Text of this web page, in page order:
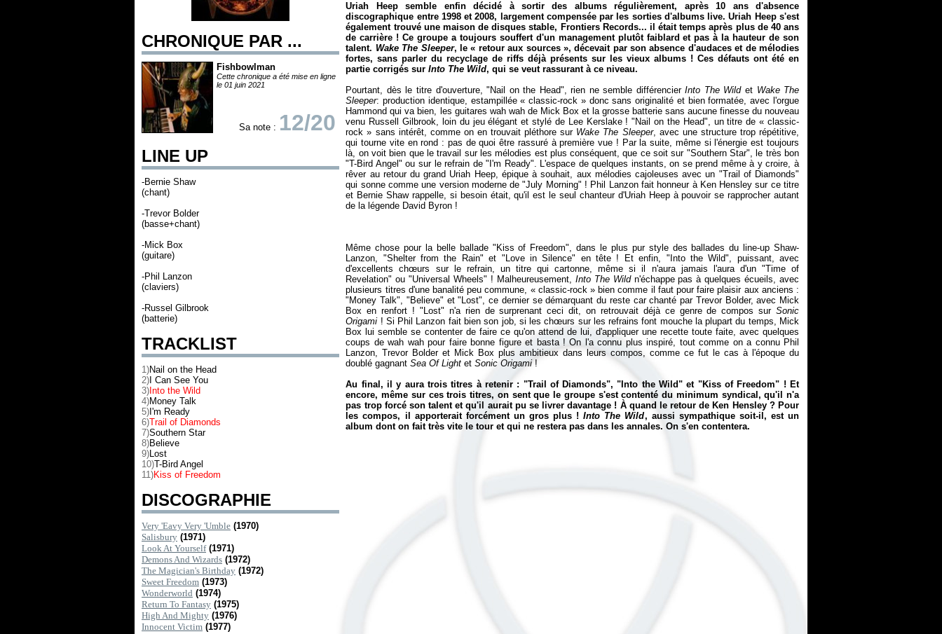
CHRONIQUE PAR ...
Fishbowlman
Cette chronique a été mise en ligne
le 01 juin 2021
Sa note : 12/20
LINE UP
-Bernie Shaw
(chant)
-Trevor Bolder
(basse+chant)
-Mick Box
(guitare)
-Phil Lanzon
(claviers)
-Russel Gilbrook
(batterie)
TRACKLIST
1)Nail on the Head
2) I Can See You
3) Into the Wild
4)Money Talk
5) I'm Ready
6)Trail of Diamonds
7)Southern Star
8)Believe
9)Lost
10)T-Bird Angel
11)Kiss of Freedom
DISCOGRAPHIE
Very 'Eavy Very 'Umble (1970)
Salisbury (1971)
Look At Yourself (1971)
Demons And Wizards (1972)
The Magician's Birthday (1972)
Sweet Freedom (1973)
Wonderworld (1974)
Return To Fantasy (1975)
High And Mighty (1976)
Innocent Victim (1977)
Uriah Heep semble enfin décidé à sortir des albums régulièrement, après 10 ans d'absence
discographique entre 1998 et 2008, largement compensée par les sorties d'albums live. Uriah Heep s'est
également trouvé une maison de disques stable, Frontiers Records... il était temps après plus de 40 ans
de carrière ! Ce groupe a toujours souffert d'un management plutôt faiblard et pas à la hauteur de son
talent. Wake The Sleeper, le « retour aux sources », décevait par son absence d'audaces et de mélodies
fortes, sans parler du recyclage de riffs déjà présents sur les vieux albums ! Ces défauts ont été en
partie corrigés surInto The Wild, qui se veut rassurant à ce niveau.
Pourtant, dès le titre d'ouverture, "Nail on the Head", rien ne semble différencierInto The Wildet Wake The
Sleeper: production identique, estampillée « classic-rock » donc sans originalité et bien formatée, avec l'orgue
Hammond qui va bien, les guitares wah wah de Mick Box et la grosse batterie sans aucune finesse du nouveau
venu Russell Gilbrook, loin du jeu élégant et stylé de Lee Kerslake ! "Nail on the Head", un titre de « classic-
rock » sans intérêt, comme on en trouvait pléthore sur Wake The Sleeper, avec une structure trop répétitive,
qui tourne vite en rond : pas de quoi être rassuré à première vue ! Par la suite, même si l'énergie est toujours
là, on voit bien que le travail sur les mélodies est plus conséquent, que ce soit sur "Southern Star", le très bon
"T-Bird Angel" ou sur le refrain de "I'm Ready". L'espace de quelques instants, on se prend même à y croire, à
rêver au retour du grand Uriah Heep, épique à souhait, aux mélodies cajoleuses avec un "Trail of Diamonds"
qui sonne comme une version moderne de "July Morning" ! Phil Lanzon fait honneur à Ken Hensley sur ce titre
et Bernie Shaw rappelle, si besoin était, qu'il est le seul chanteur d'Uriah Heep à pouvoir se rapprocher autant
de la légende David Byron !
Même chose pour la belle ballade "Kiss of Freedom", dans le plus pur style des ballades du line-up Shaw-
Lanzon, "Shelter from the Rain" et "Love in Silence" en tête ! Et enfin, "Into the Wild", puissant, avec
d'excellents chœurs sur le refrain, un titre qui cartonne, même si il n'aura jamais l'aura d'un "Time of
Revelation" ou "Universal Wheels" ! Malheureusement, Into The Wildn'échappe pas à quelques écueils, avec
plusieurs titres d'une banalité peu commune, « classic-rock » bien comme il faut pour faire plaisir aux anciens :
"Money Talk", "Believe" et "Lost", ce dernier se démarquant du reste car chanté par Trevor Bolder, avec Mick
Box en renfort ! "Lost" n'a rien de surprenant ceci dit, on retrouvait déjà ce genre de compos sur Sonic
Origami ! Si Phil Lanzon fait bien son job, si les chœurs sur les refrains font mouche la plupart du temps, Mick
Box lui semble se contenter de faire ce qu'on attend de lui, d'appliquer une recette toute faite, avec quelques
coups de wah wah pour faire bonne figure et basta ! On l'a connu plus inspiré, tout comme on a connu Phil
Lanzon, Trevor Bolder et Mick Box plus ambitieux dans leurs compos, comme ce fut le cas à l'époque du
doublé gagnantSea Of Light etSonic Origami!
Au final, il y aura trois titres à retenir : "Trail of Diamonds", "Into the Wild" et "Kiss of Freedom" ! Et
encore, même sur ces trois titres, on sent que le groupe s'est contenté du minimum syndical, qu'il n'a
pas trop forcé son talent et qu'il aurait pu se livrer davantage ! À quand le retour de Ken Hensley ? Pour
les compos, il apporterait forcément un gros plus !Into The Wild, aussi sympathique soit-il, est un
album dont on fait très vite le tour et qui ne restera pas dans les annales. On s'en contentera.